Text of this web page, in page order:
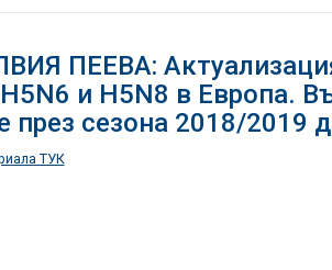
ПЕЕВА:
и H5N8 в Европа.
през сезона 2018/2019
ТУК